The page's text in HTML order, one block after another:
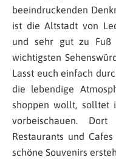
beeindruckenden
ist die Altstadt von
und sehr gut zu
wichtigsten
Lasst euch einfach
die lebendige
shoppen wollt, solltet
vorbeischauen.
Restaurants und
schöne Souvenirs